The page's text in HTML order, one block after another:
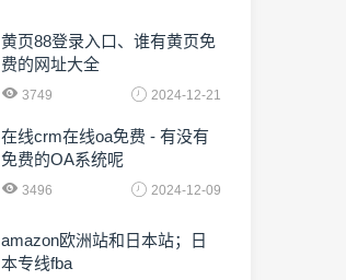
黄页88登录入口、谁有黄页免
费的网址大全
3749 2024-12-21
在线crm在线oa免费 - 有没有
免费的OA系统呢
3496 2024-12-09
amazon欧洲站和日本站；日
本专线fba